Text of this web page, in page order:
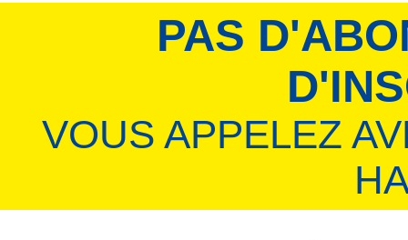
PAS
VOUS APPELEZ